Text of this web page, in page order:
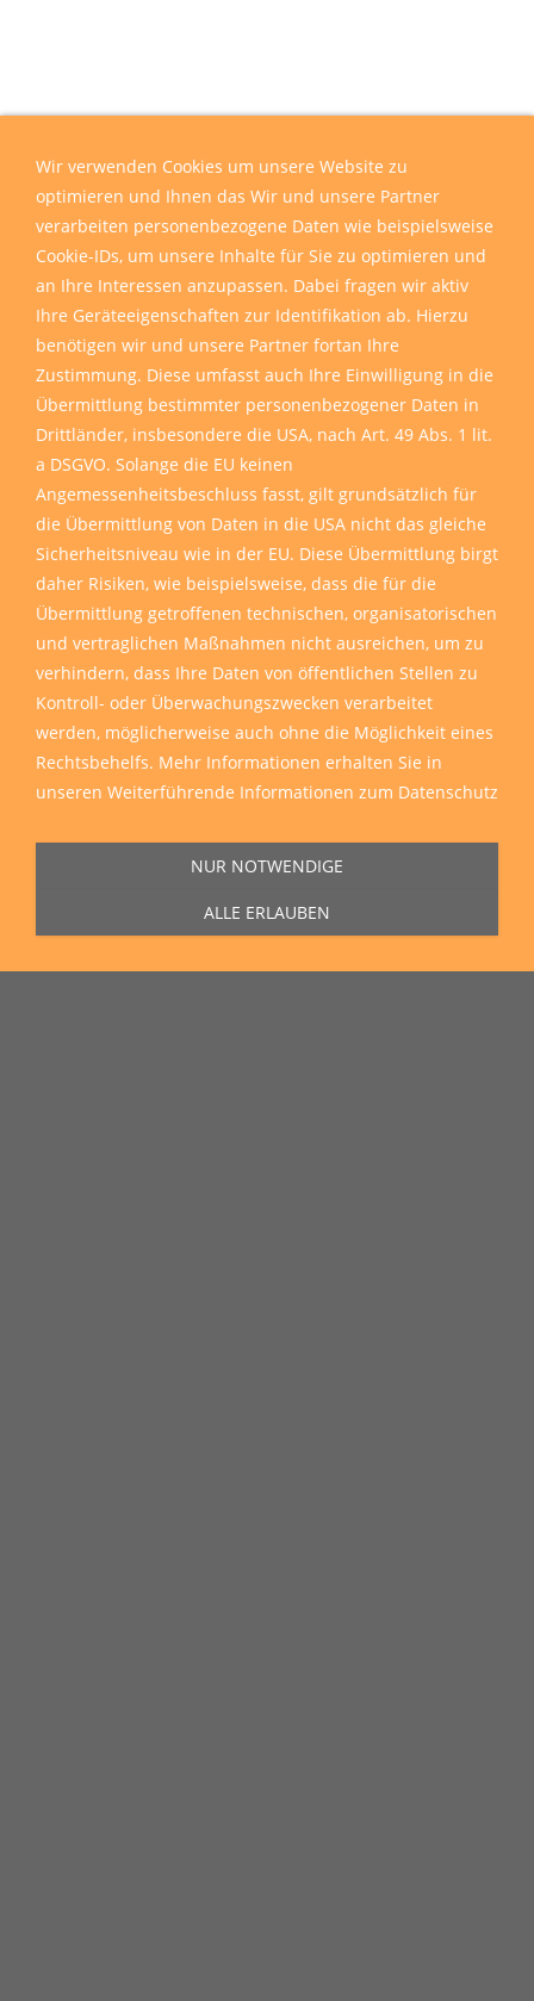
Wir verwenden Cookies um unsere Website zu
optimieren und Ihnen das Wir und unsere Partner
verarbeiten personenbezogene Daten wie beispielsweise
Cookie-IDs, um unsere Inhalte für Sie zu optimieren und
an Ihre Interessen anzupassen. Dabei fragen wir aktiv
Ihre Geräteeigenschaften zur Identifikation ab. Hierzu
benötigen wir und unsere Partner fortan Ihre
Zustimmung. Diese umfasst auch Ihre Einwilligung in die
Übermittlung bestimmter personenbezogener Daten in
Drittländer, insbesondere die USA, nach Art. 49 Abs. 1 lit.
a DSGVO. Solange die EU keinen
Angemessenheitsbeschluss fasst, gilt grundsätzlich für
die Übermittlung von Daten in die USA nicht das gleiche
Sicherheitsniveau wie in der EU. Diese Übermittlung birgt
daher Risiken, wie beispielsweise, dass die für die
Übermittlung getroffenen technischen, organisatorischen
und vertraglichen Maßnahmen nicht ausreichen, um zu
verhindern, dass Ihre Daten von öffentlichen Stellen zu
Kontroll- oder Überwachungszwecken verarbeitet
werden, möglicherweise auch ohne die Möglichkeit eines
Rechtsbehelfs. Mehr Informationen erhalten Sie in
unseren Weiterführende Informationen zum Datenschutz
NUR NOTWENDIGE
ALLE ERLAUBEN